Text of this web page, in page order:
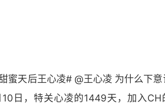
天后王心凌# @王心凌 为什么下意
日，特关心凌的1449天，加入CH